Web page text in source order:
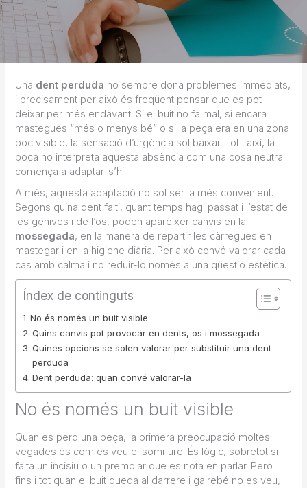
Una dent perduda no sempre dona problemes immediats,
i precisament per això és freqüent pensar que es pot
deixar per més endavant. Si el buit no fa mal, si encara
mastegues “més o menys bé” o si la peça era en una zona
poc visible, la sensació d’urgència sol baixar. Tot i així, la
boca no interpreta aquesta absència com una cosa neutra:
comença a adaptar-s’hi.
A més, aquesta adaptació no sol ser la més convenient.
Segons quina dent falti, quant temps hagi passat i l’estat de
les genives i de l’os, poden aparèixer canvis en la
mossegada, en la manera de repartir les càrregues en
mastegar i en la higiene diària. Per això convé valorar cada
cas amb calma i no reduir-lo només a una qüestió estètica.
Índex de continguts
No és només un buit visible
Quins canvis pot provocar en dents, os i mossegada
Quines opcions se solen valorar per substituir una dent
perduda
Dent perduda: quan convé valorar-la
No és només un buit visible
Quan es perd una peça, la primera preocupació moltes
vegades és com es veu el somriure. És lògic, sobretot si
falta un incisiu o un premolar que es nota en parlar. Però
fins i tot quan el buit queda al darrere i gairebé no es veu,